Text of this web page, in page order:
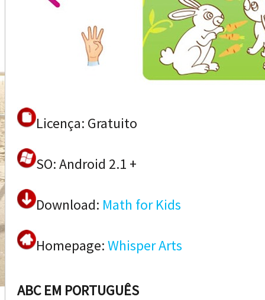
Licença: Gratuito
SO: Android 2.1 +
Download: Math for Kids
Homepage:Whisper Arts
ABC EM PORTUGUÊS